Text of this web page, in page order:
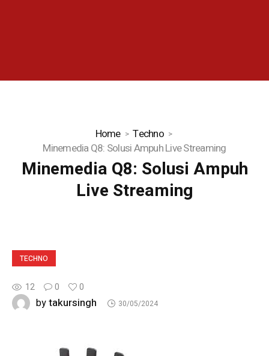
Home
Techno
Minemedia Q8: Solusi Ampuh Live Streaming
Minemedia Q8: Solusi Ampuh
Live Streaming
TECHNO
12 0 0
bytakursingh 30/05/2024